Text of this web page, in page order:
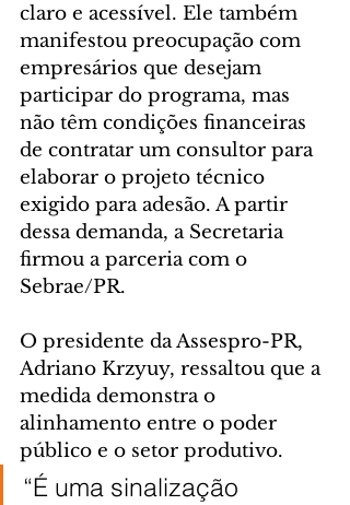
claro e acessível. Ele também
manifestou preocupação com
empresários que desejam
participar do programa, mas
não têm condições financeiras
de contratar um consultor para
elaborar o projeto técnico
exigido para adesão. A partir
dessa demanda, a Secretaria
firmou a parceria com o
Sebrae/PR.
O presidente da Assespro-PR,
Adriano Krzyuy, ressaltou que a
medida demonstra o
alinhamento entre o poder
público e o setor produtivo.
“É uma sinalização